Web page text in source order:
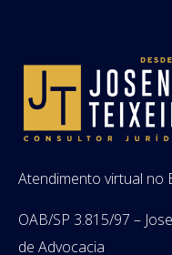
Atendimento virtual no
OAB/SP 3.815/97 –
de Advocacia